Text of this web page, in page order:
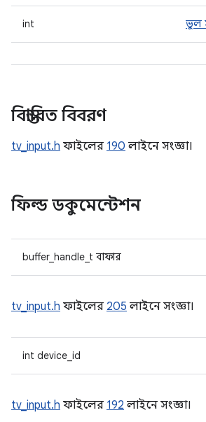
int ভুল
বিস্তারিত বিবরণ
tv_input.h ফাইলের 190 লাইনে সংজ্ঞা।
ফিল্ড ডকুমেন্টেশন
buffer_handle_t বাফার
tv_input.h ফাইলের 205 লাইনে সংজ্ঞা।
int device_id
tv_input.h ফাইলের 192 লাইনে সংজ্ঞা।